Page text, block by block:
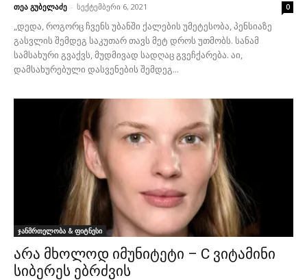
თეა გუბელაძე - სექტემბერი 6, 2021 0
„დედა, როგორც ჩვენს უბანში ქალების უმეტესობა, პენსიაზე
გასვლის შემდეგ საკუთარ თავს მეტ დროს უთმობს. სანამ
სამსახური გვაქვს, მუდმივად სადღაც გვეჩქარება. აი,
დამსახურებული დასვენების შემდეგ...
ჯანმრთელობა & ფიტნესი
არა მხოლოდ იმუნიტეტი – C ვიტამინი
სიბერეს ებრძვის